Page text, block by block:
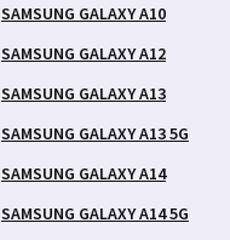
SAMSUNG GALAXY A10
SAMSUNG GALAXY A12
SAMSUNG GALAXY A13
SAMSUNG GALAXY A13 5G
SAMSUNG GALAXY A14
SAMSUNG GALAXY A14 5G